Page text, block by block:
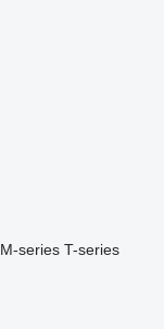
M-series T-series